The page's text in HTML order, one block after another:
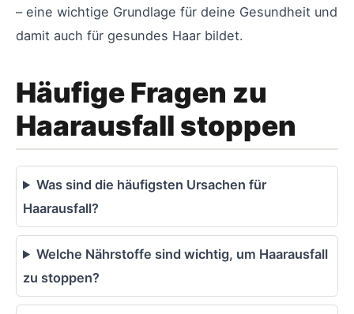
– eine wichtige Grundlage für deine Gesundheit und
damit auch für gesundes Haar bildet.
Häufige Fragen zu
Haarausfall stoppen
Was sind die häufigsten Ursachen für
Haarausfall?
Welche Nährstoffe sind wichtig, um Haarausfall
zu stoppen?